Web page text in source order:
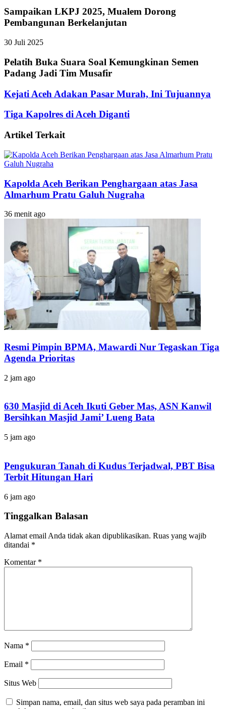
Sampaikan LKPJ 2025, Mualem Dorong
Pembangunan Berkelanjutan
30 Juli 2025
Pelatih Buka Suara Soal Kemungkinan Semen
Padang Jadi Tim Musafir
Kejati Aceh Adakan Pasar Murah, Ini Tujuannya
Tiga Kapolres di Aceh Diganti
Artikel Terkait
Kapolda Aceh Berikan Penghargaan atas Jasa
Almarhum Pratu Galuh Nugraha
36 menit ago
Resmi Pimpin BPMA, Mawardi Nur Tegaskan Tiga
Agenda Prioritas
2 jam ago
630 Masjid di Aceh Ikuti Geber Mas, ASN Kanwil
Bersihkan Masjid Jami’ Lueng Bata
5 jam ago
Pengukuran Tanah di Kudus Terjadwal, PBT Bisa
Terbit Hitungan Hari
6 jam ago
Tinggalkan Balasan
Alamat email Anda tidak akan dipublikasikan. Ruas yang wajib
ditandai *
Komentar *
Nama *
Email *
Situs Web
Simpan nama, email, dan situs web saya pada peramban ini